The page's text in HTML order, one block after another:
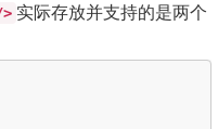
实际存放并支持的是两个